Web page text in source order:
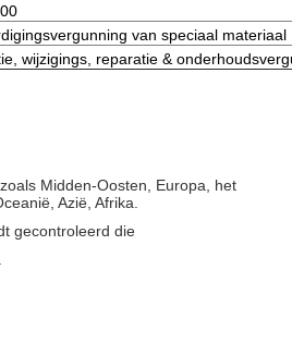
van speciaal materiaal
wijzigings, reparatie &
Midden-Oosten, Europa, het
Azië, Afrika.
gecontroleerd die